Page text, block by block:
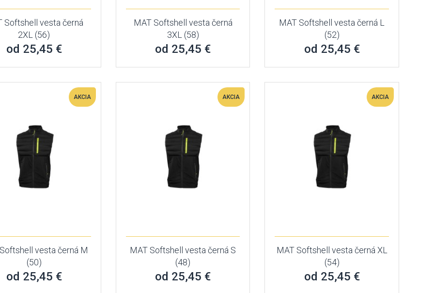
Softshell vesta černá
2XL (56)
od 25,45 €
MAT Softshell vesta černá
3XL (58)
od 25,45 €
MAT Softshell vesta černá L
(52)
od 25,45 €
AKCIA
vesta černá M
(50)
od 25,45 €
AKCIA
MAT Softshell vesta černá S
(48)
od 25,45 €
AKCIA
MAT Softshell vesta černá XL
(54)
od 25,45 €